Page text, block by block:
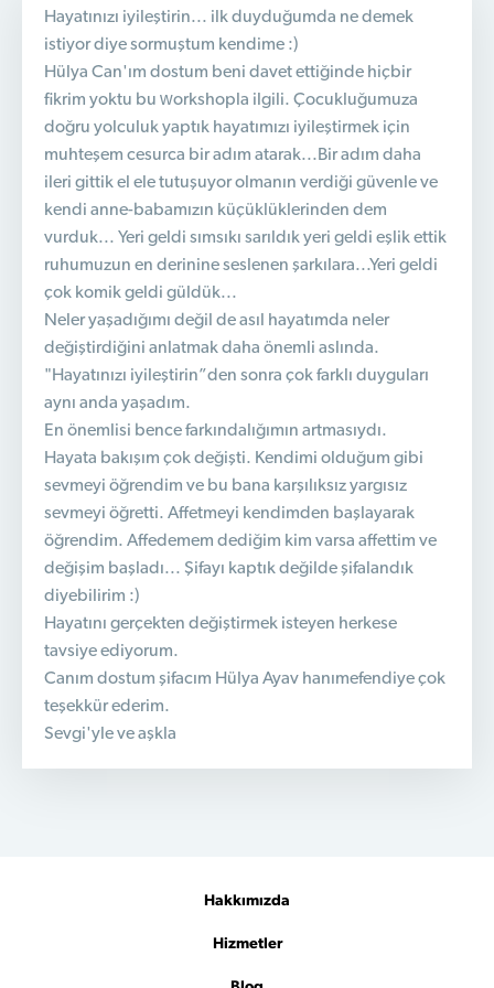
Hayatınızı iyileştirin... ilk duyduğumda ne demek
istiyor diye sormuştum kendime :)
Hülya Can'ım dostum beni davet ettiğinde hiçbir
fikrim yoktu bu workshopla ilgili. Çocukluğumuza
doğru yolculuk yaptık hayatımızı iyileştirmek için
muhteşem cesurca bir adım atarak...Bir adım daha
ileri gittik el ele tutuşuyor olmanın verdiği güvenle ve
kendi anne-babamızın küçüklüklerinden dem
vurduk... Yeri geldi sımsıkı sarıldık yeri geldi eşlik ettik
ruhumuzun en derinine seslenen şarkılara...Yeri geldi
çok komik geldi güldük...
Neler yaşadığımı değil de asıl hayatımda neler
değiştirdiğini anlatmak daha önemli aslında.
"Hayatınızı iyileştirin”den sonra çok farklı duyguları
aynı anda yaşadım.
En önemlisi bence farkındalığımın artmasıydı.
Hayata bakışım çok değişti. Kendimi olduğum gibi
sevmeyi öğrendim ve bu bana karşılıksız yargısız
sevmeyi öğretti. Affetmeyi kendimden başlayarak
öğrendim. Affedemem dediğim kim varsa affettim ve
değişim başladı... Şifayı kaptık değilde şifalandık
diyebilirim :)
Hayatını gerçekten değiştirmek isteyen herkese
tavsiye ediyorum.
Canım dostum şifacım Hülya Ayav hanımefendiye çok
teşekkür ederim.
Sevgi'yle ve aşkla
Hakkımızda
Hizmetler